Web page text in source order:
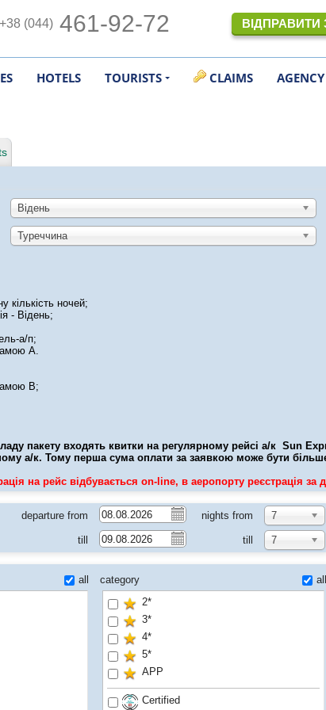
+38 (044) 461-92-72 ВІДПРАВИТИ
HOTELS TOURISTS CLAIMS AGENCY
Відень
Туреччина
кількість ночей;
- Відень;
а/п;
А.
В;
пакету входять квитки на регулярному рейсі а/к Sun
а/к. Тому перша сума оплати за заявкою може бути
на рейс відбувається on-line, в аеропорту реєстрація за
departure from nights from 7
till till 7
all
category
all
2*
3*
4*
5*
APP
Certified